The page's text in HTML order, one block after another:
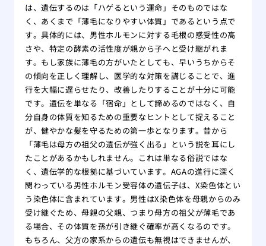
は、遺伝するのは「ハゲるという運命」そのものではな
く、あくまで「薄毛になりやすい体質」であるという点で
す。具体的には、男性ホルモンに対する毛根の感受性の高
さや、特定の酵素の活性度が親から子へと受け継がれま
す。もし家族に薄毛の方がいたとしても、早いうちからそ
の傾向を正しく理解し、医学的な対策を講じることで、進
行を大幅に遅らせたり、改善したりすることが十分に可能
です。遺伝を単なる「宿命」として諦めるのではなく、自
分自身の体質を知るための重要なヒントとして捉えること
が、健やかな髪を守るための第一歩となります。昔から
「薄毛は母方の祖父の遺伝が強く出る」という説を耳にし
たことがあるかもしれません。これは単なる俗説ではな
く、遺伝学的な根拠に基づいています。AGAの進行に深く
関わっている男性ホルモン受容体の遺伝子は、X染色体とい
う染色体に含まれています。男性はX染色体を母親からのみ
受け継ぐため、母親の父親、つまり母方の祖父が薄毛であ
る場合、その体質を孫が引き継ぐ確率が高くなるのです。
もちろん、父方の家系からの遺伝も無視はできませんが、